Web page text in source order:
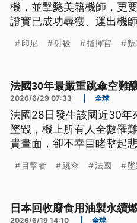
機，並擊斃美籍機師，更
證實已成功尋獲、運出機
印尼 射殺 指揮官
法國30年最嚴重跳傘空難
2026/6/29 07:33 全球
法國28日發生該國近30年
墜毀，機上所有人全數罹
貴畫面，卻不幸目睹整起
目擊者 跳傘 法國
日本回收廢食用油製永續
2026/6/19 14:10 全球